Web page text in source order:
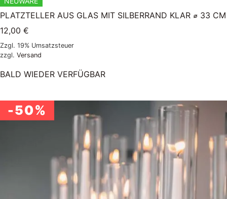
PLATZTELLER AUS GLAS MIT SILBERRAND KLAR ⌀ 33 CM
12,00 €
Zzgl. 19% Umsatzsteuer
zzgl. Versand
BALD WIEDER VERFÜGBAR
-50%